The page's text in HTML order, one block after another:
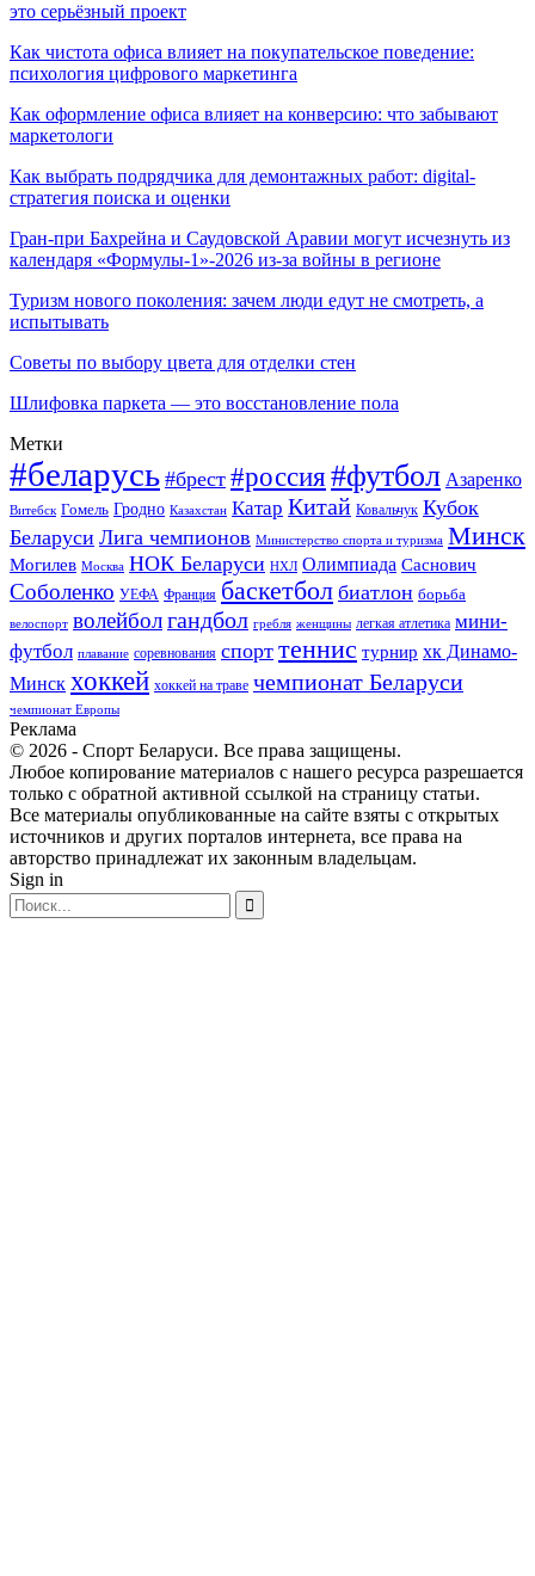
это серьёзный проект
Как чистота офиса влияет на покупательское поведение:
психология цифрового маркетинга
Как оформление офиса влияет на конверсию: что забывают
маркетологи
Как выбрать подрядчика для демонтажных работ: digital-
стратегия поиска и оценки
Гран-при Бахрейна и Саудовской Аравии могут исчезнуть из
календаря «Формулы-1»-2026 из-за войны в регионе
Туризм нового поколения: зачем люди едут не смотреть, а
испытывать
Советы по выбору цвета для отделки стен
Шлифовка паркета — это восстановление пола
Метки
#беларусь #брест #россия#футбол Азаренко
Витебск Гомель Гродно Казахстан Катар Китай Ковальчук Кубок
Беларуси Лига чемпионов Министерство спорта и туризма Минск
Могилев Москва НОК Беларуси НХЛ Олимпиада Саснович
Соболенко УЕФА Франция баскетбол биатлон борьба
велоспорт волейболгандбол гребля женщины легкая атлетика мини-
футбол плавание соревнования спорт теннис турнир хк Динамо-
Минск хоккей хоккей на траве чемпионат Беларуси
чемпионат Европы
Реклама
© 2026 - Спорт Беларуси. Все права защищены.
Любое копирование материалов с нашего ресурса разрешается
только с обратной активной ссылкой на страницу статьи.
Все материалы опубликованные на сайте взяты с открытых
источников и других порталов интернета, все права на
авторство принадлежат их законным владельцам.
Sign in